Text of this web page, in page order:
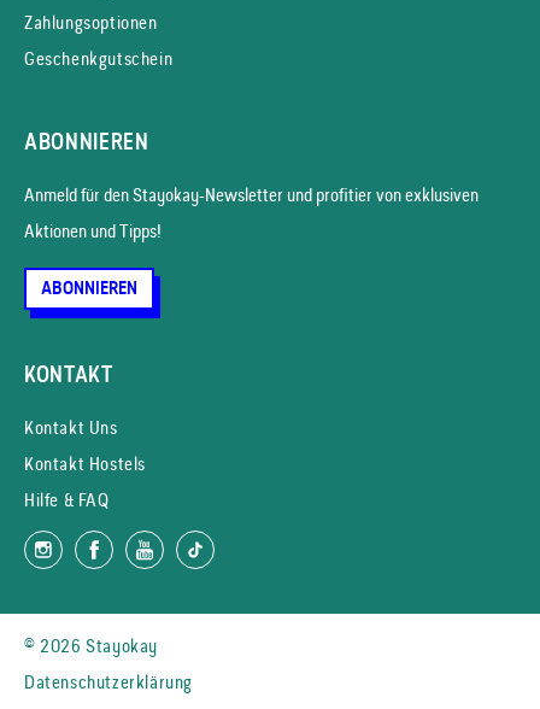
Zahlungsoptionen
Geschenkgutschein
ABONNIEREN
Anmeld für den Stayokay-News­letter und profitier von exklusiven
Aktionen und Tipps!
ABONNIEREN
KONTAKT
Kontakt Uns
Kontakt Hostels
Hilfe & FAQ
© 2026 Stayokay
Datenschutzerklärung